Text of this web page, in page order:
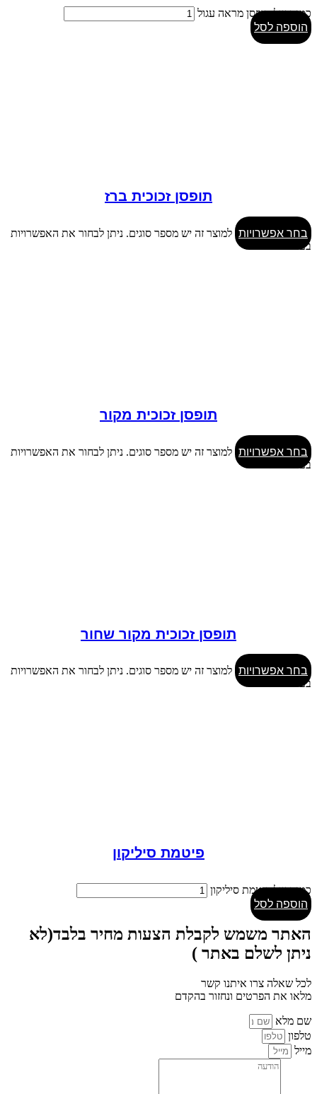
כמות של תופסן מראה עגול
הוספה לסל
תופסן זכוכית ברז
בחר אפשרויות למוצר זה יש מספר סוגים. ניתן לבחור את האפשרויות
בעמוד המוצר
תופסן זכוכית מקור
בחר אפשרויות למוצר זה יש מספר סוגים. ניתן לבחור את האפשרויות
בעמוד המוצר
תופסן זכוכית מקור שחור
בחר אפשרויות למוצר זה יש מספר סוגים. ניתן לבחור את האפשרויות
בעמוד המוצר
פיטמת סיליקון
כמות של פיטמת סיליקון
הוספה לסל
האתר משמש לקבלת הצעות מחיר בלבד(לא
ניתן לשלם באתר )
לכל שאלה צרו איתנו קשר
מלאו את הפרטים ונחזור בהקדם
שם מלא
טלפון
מייל